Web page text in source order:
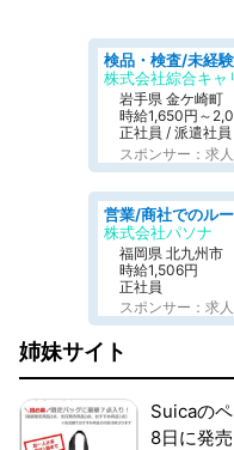
株式会社綜合キャ
岩手県 金ケ崎町
時給1,650円～
正社員 / 派遣社員
スポンサー：求
株式会社パソナ
福岡県 北九州市
時給1,506円
正社員
スポンサー：求
姉妹サイト
Suicaの
8日に発